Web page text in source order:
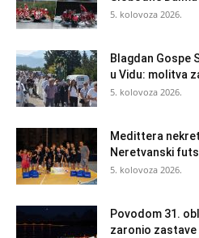
5. kolovoza 2026.
Blagdan Gospe
u Vidu: molitva
5. kolovoza 2026.
Medittera
Neretvanski
5. kolovoza 2026.
Povodom 31.
zaronio zastave